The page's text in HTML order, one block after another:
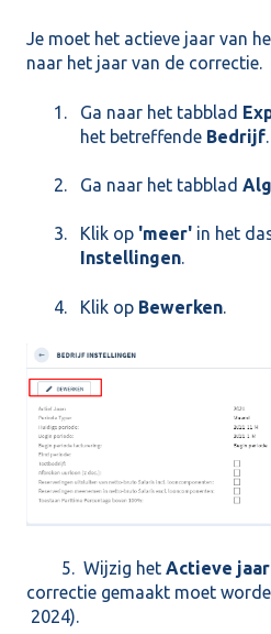
Je moet het actieve jaar van
naar het jaar van de correctie.
Ga naar het tabblad
het betreffende Bedrijf
Ga naar het tabblad
Klik op 'meer' in het
Instellingen.
Klik op Bewerken.
5. Wijzig het Actieve jaar
correctie gemaakt
2024).